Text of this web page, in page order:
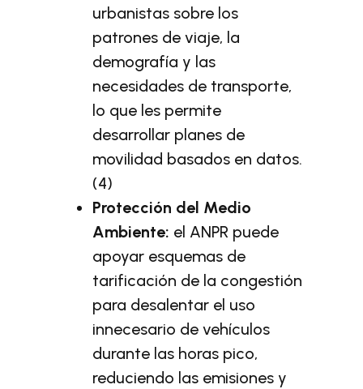
urbanistas sobre los
patrones de viaje, la
demografía y las
necesidades de transporte,
lo que les permite
desarrollar planes de
movilidad basados en datos.
(4)
Protección del Medio
Ambiente: el ANPR puede
apoyar esquemas de
tarificación de la congestión
para desalentar el uso
innecesario de vehículos
durante las horas pico,
reduciendo las emisiones y